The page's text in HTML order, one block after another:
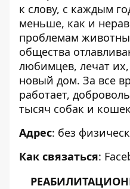
к слову, с каждым
меньше, как и
проблемам
общества
любимцев, лечат
новый дом. За все
работает,
тысяч собак и
Адрес: без
Как связаться: